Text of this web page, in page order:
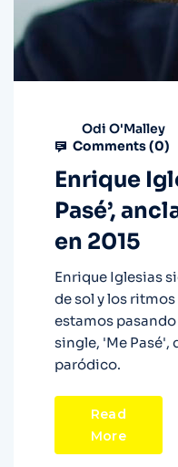
Odi O'Malley
Comments (0)
Enrique
Pasé’,
en 2015
Enrique Iglesias
de sol y los
estamos
single, 'Me Pasé',
paródico.
Read
More